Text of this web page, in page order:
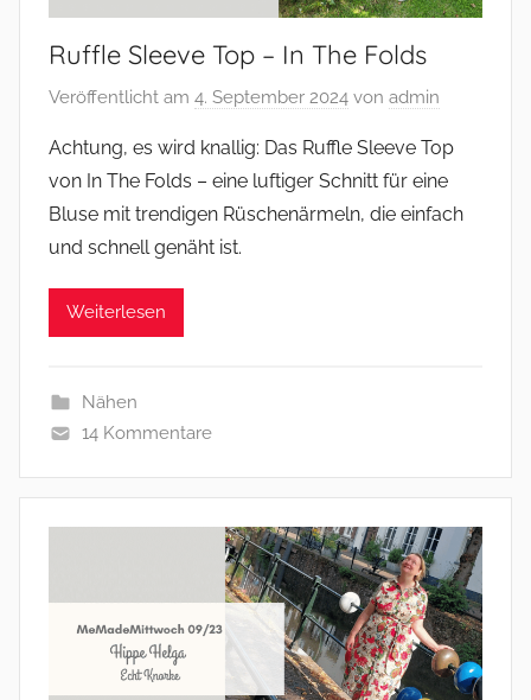
Ruffle Sleeve Top – In The Folds
Veröffentlicht am 4. September 2024 von admin
Achtung, es wird knallig: Das Ruffle Sleeve Top
von In The Folds – eine luftiger Schnitt für eine
Bluse mit trendigen Rüschenärmeln, die einfach
und schnell genäht ist.
Weiterlesen
Nähen
14 Kommentare